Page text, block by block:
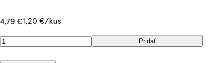
4,79 €1,20 €/kus
Pridať